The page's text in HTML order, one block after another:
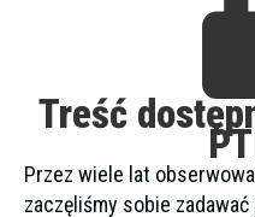
Treść
Przez wiele lat
zaczęliśmy sobie